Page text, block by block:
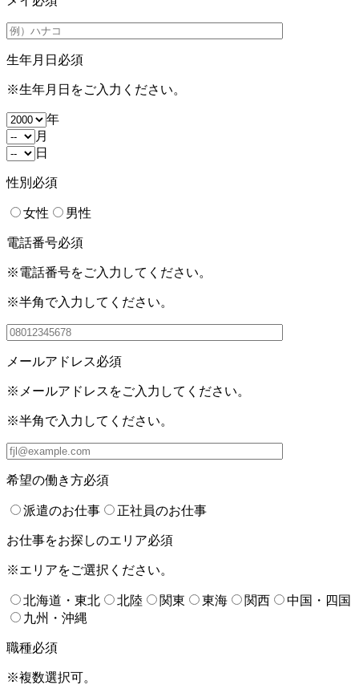
生年月日 必須
※生年月日をご入力ください。
年
月
日
性別 必須
女性 男性
電話番号必須
※電話番号をご入力してください。
※半角で入力してください。
メールアドレス必須
※メールアドレスをご入力してください。
※半角で入力してください。
希望の働き方必須
派遣のお仕事 正社員のお仕事
お仕事をお探しのエリア必須
※エリアをご選択ください。
北海道・東北 北陸 関東 東海 関西
中国・四国
九州・沖縄
職種必須
※複数選択可。